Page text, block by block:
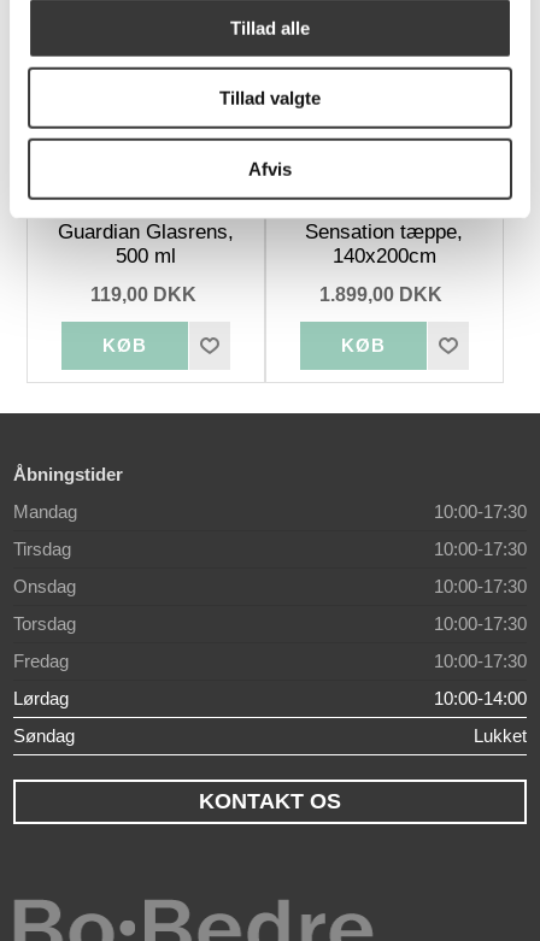
Tillad alle
Tillad valgte
Afvis
Guardian Glasrens,
500 ml
119,00 DKK
Sensation tæppe,
140x200cm
1.899,00 DKK
Åbningstider
Mandag
10:00-17:30
Tirsdag
10:00-17:30
Onsdag
10:00-17:30
Torsdag
10:00-17:30
Fredag
10:00-17:30
Lørdag
10:00-14:00
Søndag
Lukket
KONTAKT OS